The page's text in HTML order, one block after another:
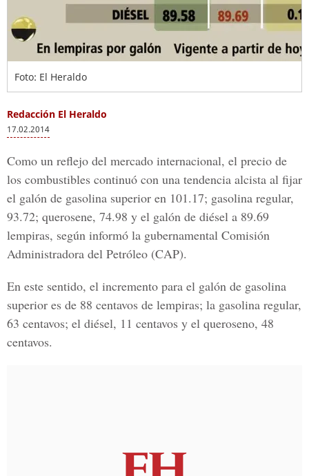
Foto: El Heraldo
Redacción El Heraldo
17.02.2014
Como un reflejo del mercado internacional, el precio de
los combustibles continuó con una tendencia alcista al fijar
el galón de gasolina superior en 101.17; gasolina regular,
93.72; querosene, 74.98 y el galón de diésel a 89.69
lempiras, según informó la gubernamental Comisión
Administradora del Petróleo (CAP).
En este sentido, el incremento para el galón de gasolina
superior es de 88 centavos de lempiras; la gasolina regular,
63 centavos; el diésel, 11 centavos y el queroseno, 48
centavos.